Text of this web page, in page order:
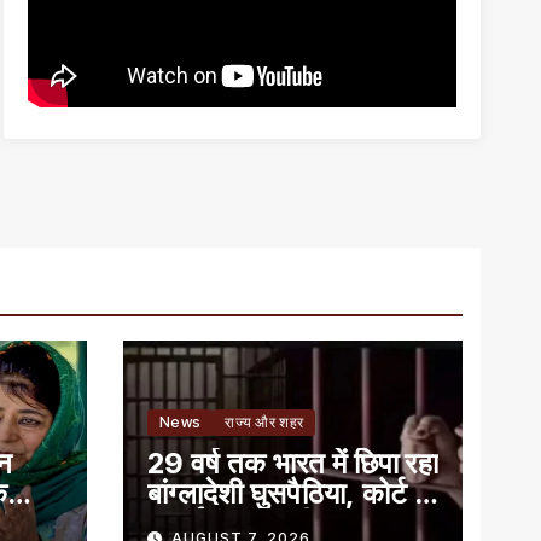
News राज्य और शहर
29 वर्ष तक भारत में छिपा रहा
बांग्लादेशी घुसपैठिया, कोर्ट ने
सुनाई 7 साल की सजा